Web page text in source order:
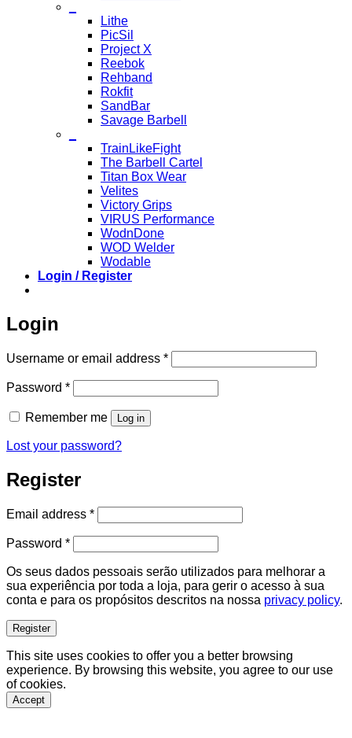
Lithe
PicSil
Project X
Reebok
Rehband
Rokfit
SandBar
Savage Barbell
TrainLikeFight
The Barbell Cartel
Titan Box Wear
Velites
Victory Grips
VIRUS Performance
WodnDone
WOD Welder
Wodable
Login / Register
Login
Username or email address *Required
Password *Required
Remember me Log in
Lost your password?
Register
Email address *Required
Password *Required
Os seus dados pessoais serão utilizados para melhorar a
sua experiência por toda a loja, para gerir o acesso à sua
conta e para os propósitos descritos na nossa privacy policy.
Register
This site uses cookies to offer you a better browsing
experience. By browsing this website, you agree to our use
of cookies.
Accept